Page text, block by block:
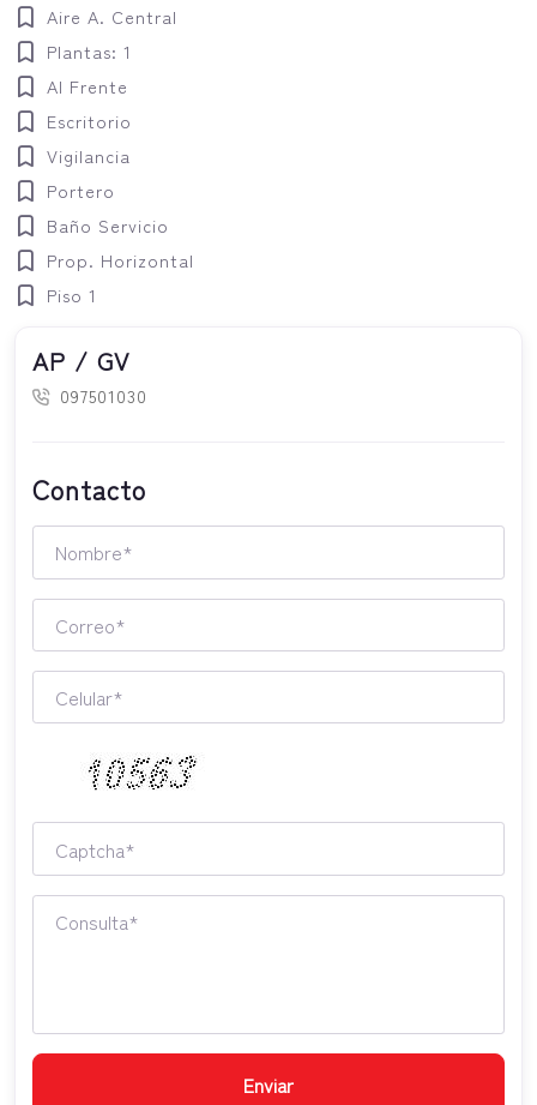
Aire A. Central
Plantas: 1
Al Frente
Escritorio
Vigilancia
Portero
Baño Servicio
Prop. Horizontal
Piso 1
AP / GV
097501030
Contacto